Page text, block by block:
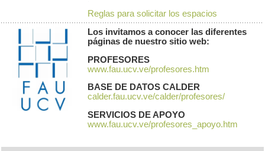
Reglas para solicitar los espacios
Los invitamos a conocer las diferentes
páginas de nuestro sitio web:
PROFESORES
www.fau.ucv.ve/profesores.htm
BASE DE DATOS CALDER
calder.fau.ucv.ve/calder/profesores/
SERVICIOS DE APOYO
www.fau.ucv.ve/profesores_apoyo.htm